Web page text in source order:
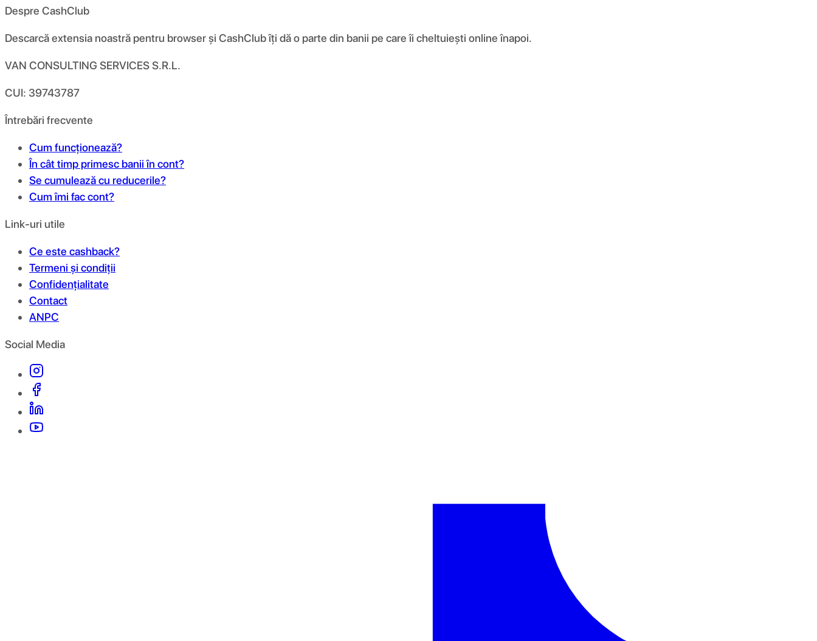
Despre CashClub
Descarcă extensia noastră pentru browser și CashClub îți dă o parte din banii pe care îi cheltuiești online înapoi.
VAN CONSULTING SERVICES S.R.L.
CUI: 39743787
Întrebări frecvente
Cum funcționează?
În cât timp primesc banii în cont?
Se cumulează cu reducerile?
Cum îmi fac cont?
Link-uri utile
Ce este cashback?
Termeni și condiții
Confidențialitate
Contact
ANPC
Social Media